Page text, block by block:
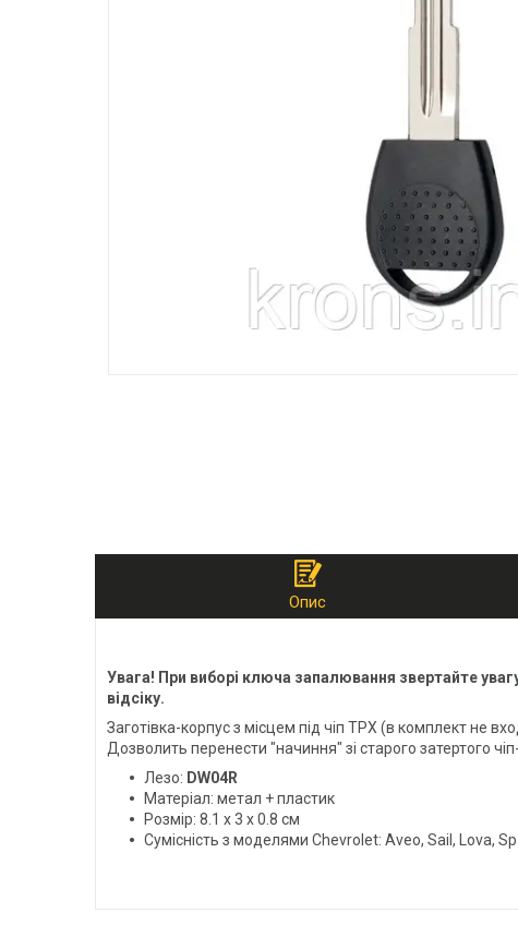
Опис
Увага! При виборі ключа запалювання звертайте
відсіку.
Заготівка-корпус з місцем під чіп TPX (в комплект не
Дозволить перенести "начиння" зі старого затертого
Лезо: DW04R
Матеріал: метал + пластик
Розмір: 8.1 х 3 х 0.8 см
Сумісність з моделями Chevrolet: Aveo, Sail, Lova,